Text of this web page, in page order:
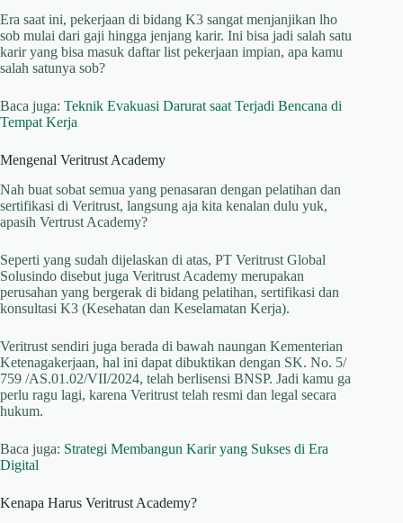
Era saat ini, pekerjaan di bidang K3 sangat menjanjikan lho
sob mulai dari gaji hingga jenjang karir. Ini bisa jadi salah satu
karir yang bisa masuk daftar list pekerjaan impian, apa kamu
salah satunya sob?
Baca juga: Teknik Evakuasi Darurat saat Terjadi Bencana di
Tempat Kerja
Mengenal Veritrust Academy
Nah buat sobat semua yang penasaran dengan pelatihan dan
sertifikasi di Veritrust, langsung aja kita kenalan dulu yuk,
apasih Vertrust Academy?
Seperti yang sudah dijelaskan di atas, PT Veritrust Global
Solusindo disebut juga Veritrust Academy merupakan
perusahan yang bergerak di bidang pelatihan, sertifikasi dan
konsultasi K3 (Kesehatan dan Keselamatan Kerja).
Veritrust sendiri juga berada di bawah naungan Kementerian
Ketenagakerjaan, hal ini dapat dibuktikan dengan SK. No. 5/
759 /AS.01.02/VII/2024, telah berlisensi BNSP. Jadi kamu ga
perlu ragu lagi, karena Veritrust telah resmi dan legal secara
hukum.
Baca juga: Strategi Membangun Karir yang Sukses di Era
Digital
Kenapa Harus Veritrust Academy?